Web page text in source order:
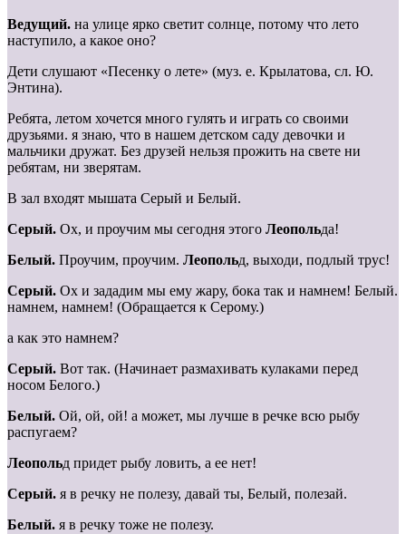
Ведущий. на улице ярко светит солнце, потому что лето
наступило, а какое оно?
Дети слушают «Песенку о лете» (муз. е. Крылатова, сл. Ю.
Энтина).
Ребята, летом хочется много гулять и играть со своими
друзьями. я знаю, что в нашем детском саду девочки и
мальчики дружат. Без друзей нельзя прожить на свете ни
ребятам, ни зверятам.
В зал входят мышата Серый и Белый.
Серый. Ох, и проучим мы сегодня этого Леопольда!
Белый. Проучим, проучим. Леопольд, выходи, подлый трус!
Серый. Ох и зададим мы ему жару, бока так и намнем! Белый.
намнем, намнем! (Обращается к Серому.)
а как это намнем?
Серый. Вот так. (Начинает размахивать кулаками перед
носом Белого.)
Белый. Ой, ой, ой! а может, мы лучше в речке всю рыбу
распугаем?
Леопольд придет рыбу ловить, а ее нет!
Серый. я в речку не полезу, давай ты, Белый, полезай.
Белый. я в речку тоже не полезу.